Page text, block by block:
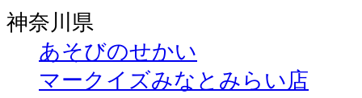
神奈川県
あそびのせかい
マークイズみなとみらい店